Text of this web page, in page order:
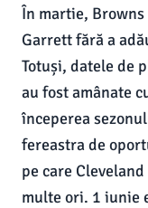
În martie,
Garrett fără a
Totuși, datele de
au fost amânate
începerea
fereastra de
pe care
multe ori. 1 iunie